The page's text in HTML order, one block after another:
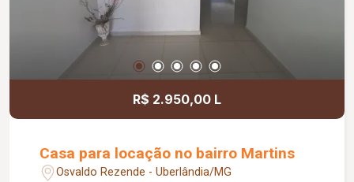
R$ 2.950,00 L
Casa para locação no bairro Martins
Osvaldo Rezende - Uberlândia/MG